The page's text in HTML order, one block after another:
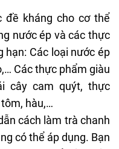
đề kháng cho cơ thể
nước ép và các thực
hạn: Các loại nước ép
Các thực phẩm giàu
cây cam quýt, thực
hàu,…
cách làm trà chanh
có thể áp dụng. Bạn